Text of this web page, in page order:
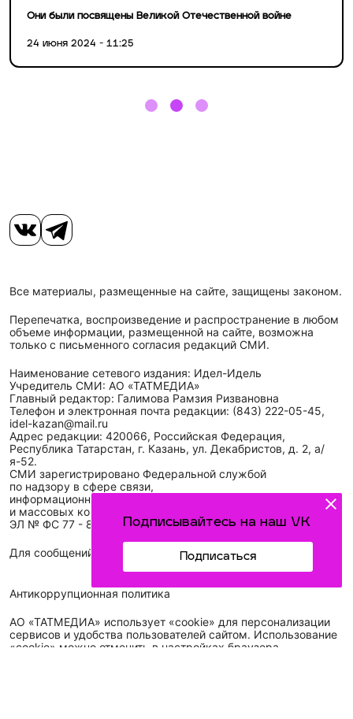
Они были посвящены Великой Отечественной войне
24 июня 2024 - 11:25
Подписывайтесь на наш VK
Подписаться
Все материалы, размещенные на сайте, защищены законом.
Перепечатка, воспроизведение и распространение в любом
объеме информации, размещенной на сайте, возможна
только с письменного согласия редакций СМИ.
Наименование сетевого издания: Идел-Идель
Учредитель СМИ: АО «ТАТМЕДИА»
Главный редактор: Галимова Рамзия Ризвановна
Телефон и электронная почта редакции: (843) 222-05-45,
idel-kazan@mail.ru
Адрес редакции: 420066, Российская Федерация,
Республика Татарстан, г. Казань, ул. Декабристов, д. 2, а/
я-52.
СМИ зарегистрировано Федеральной службой
по надзору в сфере связи,
информационных технологий
и массовых коммуникаций (Роскомнадзор)
ЭЛ № ФС 77 - 89431 от 14.05.2025
Для сообщений о фактах коррупции: idel-kazan@mail.ru
Антикоррупционная политика
АО «ТАТМЕДИА» использует «cookie» для персонализации
сервисов и удобства пользователей сайтом. Использование
«cookie» можно отменить в настройках браузера.